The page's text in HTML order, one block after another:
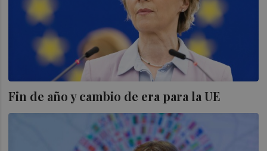
Fin de año y cambio de era para la UE